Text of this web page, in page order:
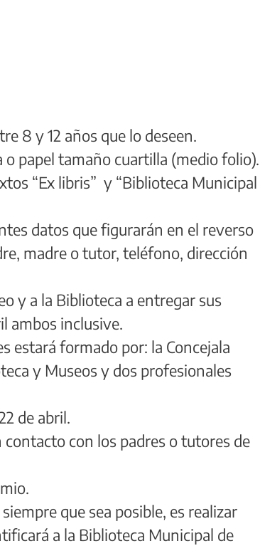
8 y 12 años que lo deseen.
papel tamaño cuartilla (medio folio).
“Ex libris” y “Biblioteca Municipal
datos que figurarán en el reverso
madre o tutor, teléfono, dirección
y a la Biblioteca a entregar sus
ambos inclusive.
estará formado por: la Concejala
y Museos y dos profesionales
de abril.
con los padres o tutores de
que sea posible, es realizar
a la Biblioteca Municipal de